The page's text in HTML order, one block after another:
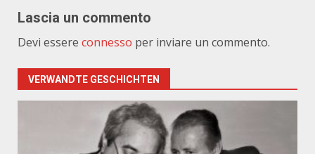
Lascia un commento
Devi essere connesso per inviare un commento.
VERWANDTE GESCHICHTEN